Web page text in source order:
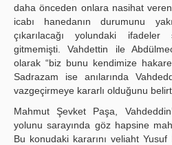
daha önceden onlara nasihat
icabı hanedanın durumunu
çıkarılacağı yolundaki
gitmemişti. Vahdettin ile
olarak “biz bunu kendimize
Sadrazam ise anılarında
vazgeçirmeye kararlı olduğunu
Mahmut Şevket Paşa,
yolunu sarayında göz hapsine
Bu konudaki kararını veliaht Yusuf